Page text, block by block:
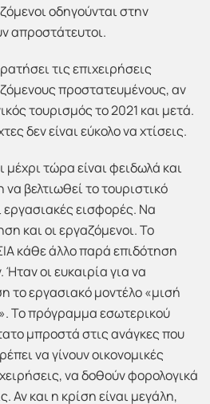
οδηγούνται στην
απροστάτευτοι.
τις επιχειρήσεις
προστατευμένους, αν
τουρισμός το 2021 και μετά.
δεν είναι εύκολο να χτίσεις.
τώρα είναι φειδωλά και
βελτιωθεί το τουριστικό
εισφορές. Να
και οι εργαζόμενοι. Το
κάθε άλλο παρά επιδότηση
οι ευκαιρία για να
το εργασιακό μοντέλο «μισή
Το πρόγραμμα εσωτερικού
μπροστά στις ανάγκες που
να γίνουν οικονομικές
να δοθούν φορολογικά
Αν και η κρίση είναι μεγάλη,